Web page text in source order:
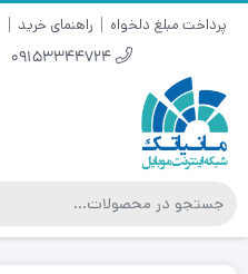
پرداخت مبلغ دلخواه راهنمای خرید
09153344724